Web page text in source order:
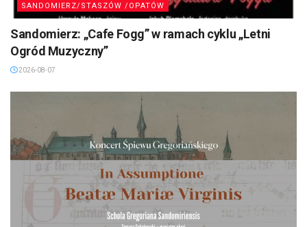
SANDOMIERZ/STASZÓW /OPATÓW
Sandomierz: „Cafe Fogg” w ramach cyklu „Letni
Ogród Muzyczny”
2026-08-07